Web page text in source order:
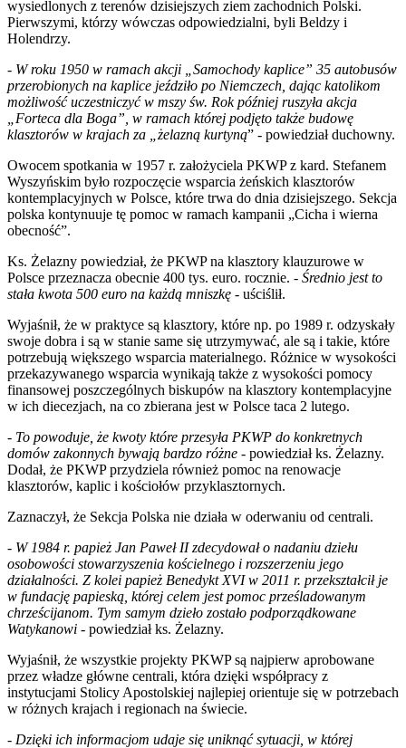
wysiedlonych z terenów dzisiejszych ziem zachodnich Polski.
Pierwszymi, którzy wówczas odpowiedzialni, byli Beldzy i
Holendrzy.
- W roku 1950 w ramach akcji „Samochody kaplice” 35 autobusów
przerobionych na kaplice jeździło po Niemczech, dając katolikom
możliwość uczestniczyć w mszy św. Rok później ruszyła akcja
„Forteca dla Boga”, w ramach której podjęto także budowę
klasztorów w krajach za „żelazną kurtyną” - powiedział duchowny.
Owocem spotkania w 1957 r. założyciela PKWP z kard. Stefanem
Wyszyńskim było rozpoczęcie wsparcia żeńskich klasztorów
kontemplacyjnych w Polsce, które trwa do dnia dzisiejszego. Sekcja
polska kontynuuje tę pomoc w ramach kampanii „Cicha i wierna
obecność”.
Ks. Żelazny powiedział, że PKWP na klasztory klauzurowe w
Polsce przeznacza obecnie 400 tys. euro. rocznie. - Średnio jest to
stała kwota 500 euro na każdą mniszkę - uściślił.
Wyjaśnił, że w praktyce są klasztory, które np. po 1989 r. odzyskały
swoje dobra i są w stanie same się utrzymywać, ale są i takie, które
potrzebują większego wsparcia materialnego. Różnice w wysokości
przekazywanego wsparcia wynikają także z wysokości pomocy
finansowej poszczególnych biskupów na klasztory kontemplacyjne
w ich diecezjach, na co zbierana jest w Polsce taca 2 lutego.
- To powoduje, że kwoty które przesyła PKWP do konkretnych
domów zakonnych bywają bardzo różne - powiedział ks. Żelazny.
Dodał, że PKWP przydziela również pomoc na renowacje
klasztorów, kaplic i kościołów przyklasztornych.
Zaznaczył, że Sekcja Polska nie działa w oderwaniu od centrali.
- W 1984 r. papież Jan Paweł II zdecydował o nadaniu dziełu
osobowości stowarzyszenia kościelnego i rozszerzeniu jego
działalności. Z kolei papież Benedykt XVI w 2011 r. przekształcił je
w fundację papieską, której celem jest pomoc prześladowanym
chrześcijanom. Tym samym dzieło zostało podporządkowane
Watykanowi - powiedział ks. Żelazny.
Wyjaśnił, że wszystkie projekty PKWP są najpierw aprobowane
przez władze główne centrali, która dzięki współpracy z
instytucjami Stolicy Apostolskiej najlepiej orientuje się w potrzebach
w różnych krajach i regionach na świecie.
- Dzięki ich informacjom udaje się uniknąć sytuacji, w której